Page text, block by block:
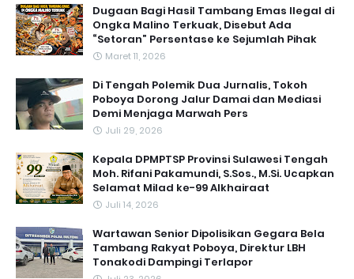
Dugaan Bagi Hasil Tambang Emas Ilegal di
Ongka Malino Terkuak, Disebut Ada
“Setoran” Persentase ke Sejumlah Pihak
Maret 11, 2026
Di Tengah Polemik Dua Jurnalis, Tokoh
Poboya Dorong Jalur Damai dan Mediasi
Demi Menjaga Marwah Pers
Juli 29, 2026
Kepala DPMPTSP Provinsi Sulawesi Tengah
Moh. Rifani Pakamundi, S.Sos., M.Si. Ucapkan
Selamat Milad ke-99 Alkhairaat
Juli 14, 2026
‎Wartawan Senior Dipolisikan Gegara Bela
Tambang Rakyat Poboya, Direktur LBH
Tonakodi Dampingi Terlapor